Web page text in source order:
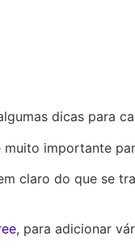
dicas para
importante
claro do que se
, para adicionar